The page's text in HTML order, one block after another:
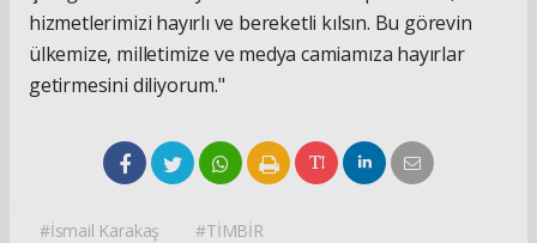
hizmetlerimizi hayırlı ve bereketli kılsın. Bu görevin
ülkemize, milletimize ve medya camiamıza hayırlar
getirmesini diliyorum."
#İsmail Karakaş #TİMBİR